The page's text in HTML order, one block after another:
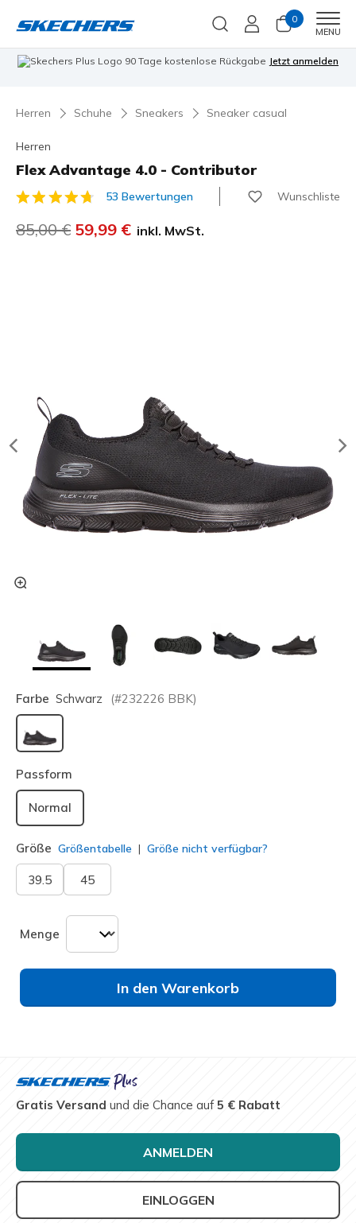
0
MENU
90 Tage kostenlose Rückgabe Jetzt anmelden
Herren Schuhe Sneakers Sneaker casual
Herren
Flex Advantage 4.0 - Contributor
4,8 von 5 Kundenbewertungen
53 Bewertungen Wunschliste
Reduziert von
85,00 € auf
59,99 € inkl. MwSt.
Farbe Schwarz (#232226 BBK)
ausgewählt
Passform
Normal
Größe Größentabelle Größe nicht verfügbar?
39.5 45
Menge
In den Warenkorb
Gratis Versand und die Chance auf5 € Rabatt
ANMELDEN
EINLOGGEN